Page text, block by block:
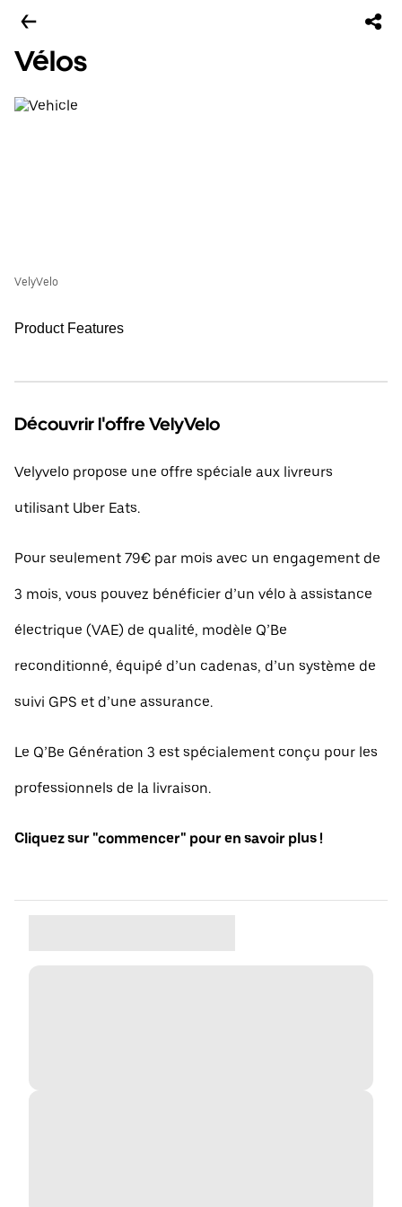
Vélos
VelyVelo
Product Features
Découvrir l'offre VelyVelo
Velyvelo propose une offre spéciale aux livreurs
utilisant Uber Eats.
Pour seulement 79€ par mois avec un engagement de
3 mois, vous pouvez bénéficier d’un vélo à assistance
électrique (VAE) de qualité, modèle Q’Be
reconditionné, équipé d’un cadenas, d’un système de
suivi GPS et d’une assurance.
Le Q’Be Génération 3 est spécialement conçu pour les
professionnels de la livraison.
Cliquez sur "commencer" pour en savoir plus !